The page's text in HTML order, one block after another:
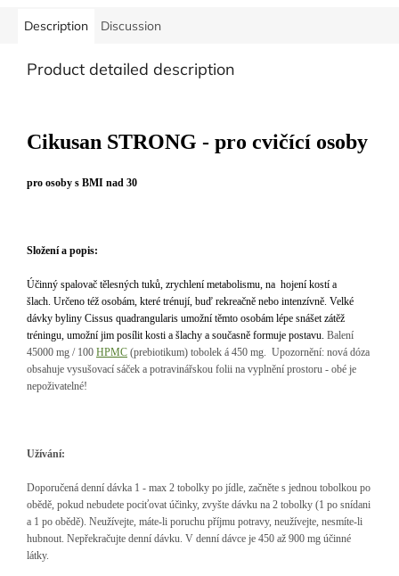
Description Discussion
Product detailed description
Cikusan STRONG - pro cvičící osoby
pro osoby s BMI nad 30
Složení a popis:
Účinný spalovač tělesných tuků, zrychlení metabolismu, na hojení kostí a
šlach. Určeno též osobám, které trénují, buď rekreačně nebo intenzívně. Velké
dávky byliny Cissus quadrangularis umožní těmto osobám lépe snášet zátěž
tréningu, umožní jim posílit kosti a šlachy a současně formuje postavu. Balení
45000 mg / 100 HPMC (prebiotikum) tobolek á 450 mg. Upozornění: nová dóza
obsahuje vysušovací sáček a potravinářskou folii na vyplnění prostoru - obé je
nepoživatelné!
Užívání:
Doporučená denní dávka 1 - max 2 tobolky po jídle, začněte s jednou tobolkou po
obědě, pokud nebudete pociťovat účinky, zvyšte dávku na 2 tobolky (1 po snídani
a 1 po obědě). Neužívejte, máte-li poruchu příjmu potravy, neužívejte, nesmíte-li
hubnout. Nepřekračujte denní dávku. V denní dávce je 450 až 900 mg účinné
látky.